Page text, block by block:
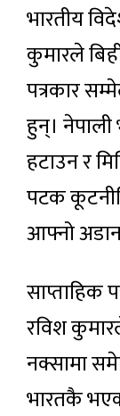
भारतीय
कुमारले
पत्रकार
हुन्।
हटाउन र
पटक
आफ्नो
साप्ताहिक
रविश
नक्सामा
भारतकै